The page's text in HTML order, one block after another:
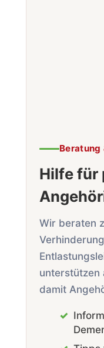
Beratung
Hilfe für
Wir beraten
unterstützen
damit